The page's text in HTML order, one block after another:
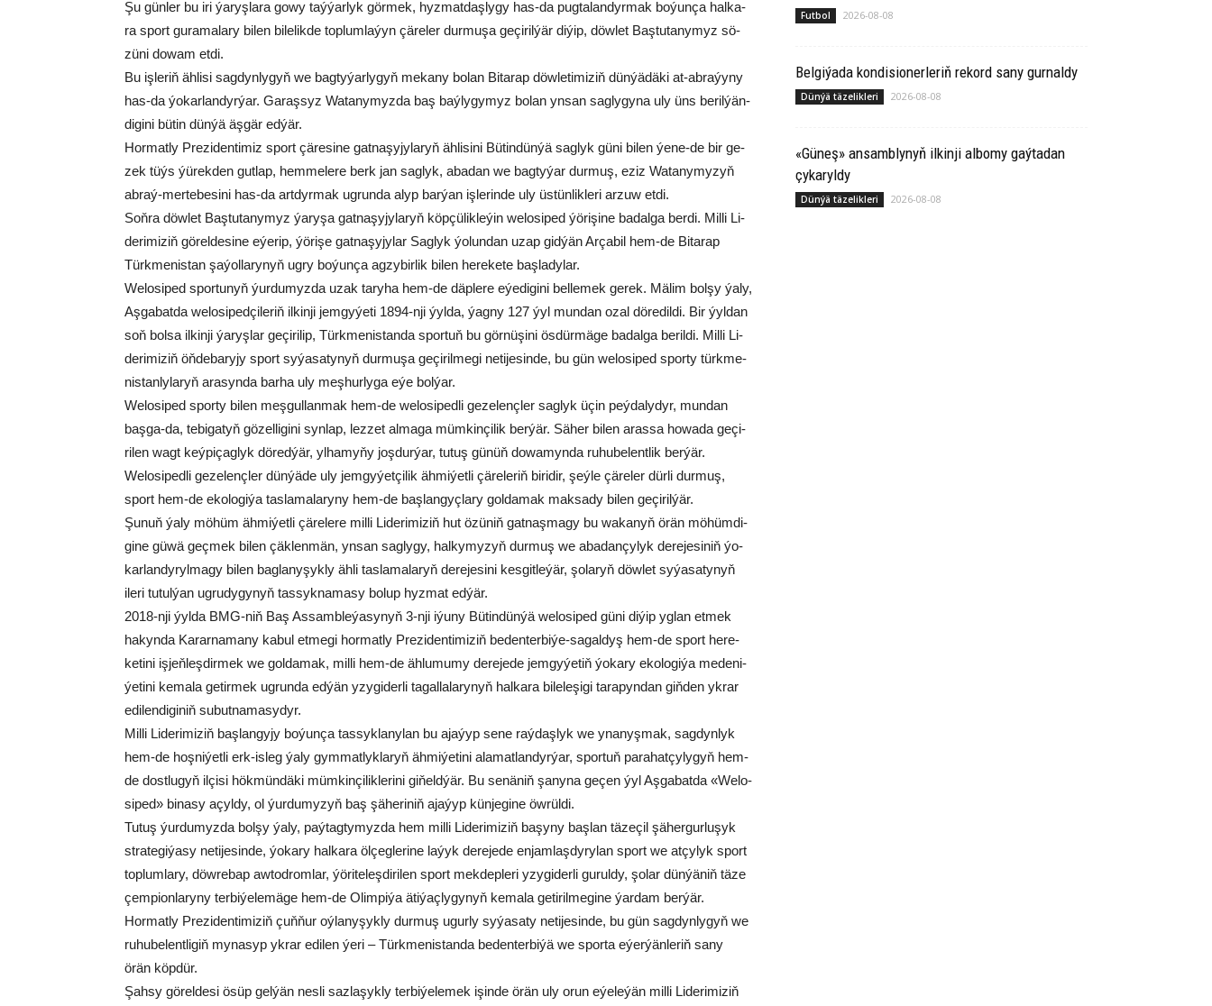
Şu gün­ler bu iri ýa­ryş­la­ra go­wy taý­ýar­lyk gör­mek, hyz­mat­daş­ly­gy has-da pug­ta­lan­dyr­mak bo­ýun­ça hal­ka­
ra sport gu­ra­ma­la­ry bi­len bi­le­lik­de top­lum­la­ýyn çä­re­ler dur­mu­şa ge­çi­ril­ýär di­ýip, döw­let Baş­tu­ta­ny­myz sö­
zü­ni do­wam et­di.
Bu iş­le­riň äh­li­si sag­dyn­ly­gyň we bag­ty­ýar­ly­gyň me­ka­ny bo­lan Bi­ta­rap döw­le­ti­mi­ziň dün­ýä­dä­ki at-ab­ra­ýy­ny
has-da ýo­kar­lan­dyr­ýar. Ga­raş­syz Wa­ta­ny­myz­da baş baý­ly­gy­myz bo­lan yn­san sag­ly­gy­na uly üns be­ril­ýän­
di­gi­ni bü­tin dün­ýä äş­gär ed­ýär.
Hor­mat­ly Pre­zi­den­ti­miz sport çä­re­si­ne gat­na­şy­jy­la­ryň äh­li­si­ni Bü­tin­dün­ýä sag­lyk gü­ni bi­len ýe­ne-de bir ge­
zek tüýs ýü­rek­den gut­lap, hem­me­le­re berk jan sag­lyk, aba­dan we bag­ty­ýar dur­muş, eziz Wa­ta­ny­my­zyň
ab­raý-mer­te­be­si­ni has-da art­dyr­mak ug­run­da alyp bar­ýan iş­le­rin­de uly üs­tün­lik­le­ri ar­zuw et­di.
Soň­ra döw­let Baş­tu­ta­ny­myz ýa­ry­şa gat­na­şy­jy­la­ryň köp­çü­lik­le­ýin we­lo­si­ped ýö­ri­şi­ne ba­dal­ga ber­di. Mil­li Li­
de­ri­mi­ziň gö­rel­de­si­ne eýe­rip, ýö­ri­şe gat­na­şy­jy­lar Sag­lyk ýo­lun­dan uzap gid­ýän Ar­ça­bil hem-de Bi­ta­rap
Türk­me­nis­tan şa­ýol­la­ry­nyň ug­ry bo­ýun­ça ag­zy­bir­lik bi­len he­re­ke­te baş­la­dy­lar.
We­lo­si­ped spor­tu­nyň ýur­du­myz­da uzak ta­ry­ha hem-de däp­le­re eýe­di­gi­ni bel­le­mek ge­rek. Mä­lim bol­şy ýa­ly,
Aş­ga­bat­da we­lo­si­ped­çi­le­riň il­kin­ji jem­gy­ýe­ti 1894-nji ýyl­da, ýag­ny 127 ýyl mun­dan ozal dö­re­dil­di. Bir ýyl­dan
soň bol­sa il­kin­ji ýa­ryş­lar ge­çi­ri­lip, Türk­me­nis­tan­da spor­tuň bu gör­nü­şi­ni ös­dür­mä­ge ba­dal­ga be­ril­di. Mil­li Li­
de­ri­mi­ziň öň­de­ba­ry­jy sport sy­ýa­sa­ty­nyň dur­mu­şa ge­çi­ril­me­gi ne­ti­je­sin­de, bu gün we­lo­si­ped spor­ty türk­me­
nis­tan­ly­la­ryň ara­syn­da bar­ha uly meş­hur­ly­ga eýe bol­ýar.
We­lo­si­ped spor­ty bi­len meş­gul­lan­mak hem-de we­lo­si­ped­li ge­ze­lenç­ler sag­lyk üçin peý­da­ly­dyr, mun­dan
baş­ga-da, te­bi­ga­tyň gö­zel­li­gi­ni syn­lap, lez­zet al­ma­ga müm­kin­çi­lik ber­ýär. Sä­her bi­len aras­sa ho­wa­da ge­çi­
ri­len wagt keý­pi­çag­lyk dö­red­ýär, yl­ha­my­ňy joş­dur­ýar, tu­tuş gü­nüň do­wa­myn­da ru­hu­be­lent­lik ber­ýär.
We­lo­si­ped­li ge­ze­lenç­ler dün­ýä­de uly jem­gy­ýet­çi­lik äh­mi­ýet­li çä­re­le­riň bi­ri­dir, şeý­le çä­re­ler dür­li dur­muş,
sport hem-de eko­lo­gi­ýa tas­la­ma­la­ry­ny hem-de baş­lan­gyç­la­ry gol­da­mak mak­sa­dy bi­len ge­çi­ril­ýär.
Şu­nuň ýa­ly mö­hüm äh­mi­ýet­li çä­re­le­re mil­li Li­de­ri­mi­ziň hut özü­niň gat­naş­ma­gy bu wa­ka­nyň örän mö­hüm­di­
gi­ne gü­wä geç­mek bi­len çäk­len­män, yn­san sag­ly­gy, hal­ky­my­zyň dur­muş we aba­dan­çy­lyk de­re­je­si­niň ýo­
kar­lan­dy­ryl­ma­gy bi­len bag­la­ny­şyk­ly äh­li tas­la­ma­la­ryň de­re­je­si­ni kes­git­le­ýär, şo­la­ryň döw­let sy­ýa­sa­ty­nyň
ile­ri tu­tul­ýan ug­ru­dy­gy­nyň tas­syk­na­ma­sy bo­lup hyz­mat ed­ýär.
2018-nji ýyl­da BMG-niň Baş As­samb­le­ýa­sy­nyň 3-nji iýu­ny Bü­tin­dün­ýä we­lo­si­ped gü­ni di­ýip yg­lan et­mek
ha­kyn­da Ka­rar­na­ma­ny ka­bul et­me­gi hor­mat­ly Pre­zi­den­ti­mi­ziň be­den­ter­bi­ýe-sa­gal­dyş hem-de sport he­re­
ke­ti­ni iş­jeň­leş­dir­mek we gol­da­mak, mil­li hem-de äh­lu­mu­my de­re­je­de jem­gy­ýe­tiň ýo­ka­ry eko­lo­gi­ýa me­de­ni­
ýe­ti­ni ke­ma­la ge­tir­mek ug­run­da ed­ýän yzy­gi­der­li ta­gal­la­la­ry­nyň hal­ka­ra bi­le­le­şi­gi ta­ra­pyn­dan giň­den yk­rar
edi­len­di­gi­niň su­but­na­ma­sy­dyr.
Mil­li Li­de­ri­mi­ziň baş­lan­gy­jy bo­ýun­ça tas­syk­la­ny­lan bu aja­ýyp se­ne raý­daş­lyk we yna­nyş­mak, sag­dyn­lyk
hem-de hoş­ni­ýet­li erk-is­leg ýa­ly gym­mat­lyk­la­ryň äh­mi­ýe­ti­ni ala­mat­lan­dyr­ýar, spor­tuň pa­ra­hat­çy­ly­gyň hem-
de dost­lu­gyň il­çi­si hök­mün­dä­ki müm­kin­çi­lik­le­ri­ni gi­ňeld­ýär. Bu se­nä­niň şa­ny­na ge­çen ýyl Aş­ga­bat­da «We­lo­
si­ped» bi­na­sy açyl­dy, ol ýur­du­my­zyň baş şä­he­ri­niň aja­ýyp kün­je­gi­ne öw­rül­di.
Tu­tuş ýur­du­myz­da bol­şy ýa­ly, paý­tag­ty­myz­da hem mil­li Li­de­ri­mi­ziň ba­şy­ny baş­lan tä­ze­çil şä­her­gur­lu­şyk
stra­te­gi­ýa­sy ne­ti­je­sin­de, ýo­ka­ry hal­ka­ra öl­çeg­le­ri­ne la­ýyk de­re­je­de en­jam­laş­dy­ry­lan sport we at­çy­lyk sport
top­lum­la­ry, döw­re­bap aw­tod­rom­lar, ýö­ri­te­leş­di­ri­len sport mek­dep­le­ri yzy­gi­der­li gu­rul­dy, şo­lar dün­ýä­niň tä­ze
çem­pi­on­la­ry­ny ter­bi­ýe­le­mä­ge hem-de Olim­pi­ýa äti­ýaç­ly­gy­nyň ke­ma­la ge­ti­ril­me­gi­ne ýar­dam ber­ýär.
Hor­mat­ly Pre­zi­den­ti­mi­ziň çuň­ňur oý­la­ny­şyk­ly dur­muş ugur­ly sy­ýa­sa­ty ne­ti­je­sin­de, bu gün sag­dyn­ly­gyň we
ru­hu­be­lent­li­giň my­na­syp yk­rar edi­len ýe­ri – Türk­me­nis­tan­da be­den­ter­bi­ýä we spor­ta eýer­ýän­le­riň sa­ny
örän köp­dür.
Şah­sy gö­rel­de­si ösüp gel­ýän nes­li saz­la­şyk­ly ter­bi­ýe­le­mek işin­de örän uly orun eýe­le­ýän mil­li Li­de­ri­mi­ziň
Futbol 2026-08-08
Belgiýada kondisionerleriň rekord sany gurnaldy
Dünýä täzelikleri 2026-08-08
«Güneş» ansamblynyň ilkinji albomy gaýtadan
çykaryldy
Dünýä täzelikleri 2026-08-08